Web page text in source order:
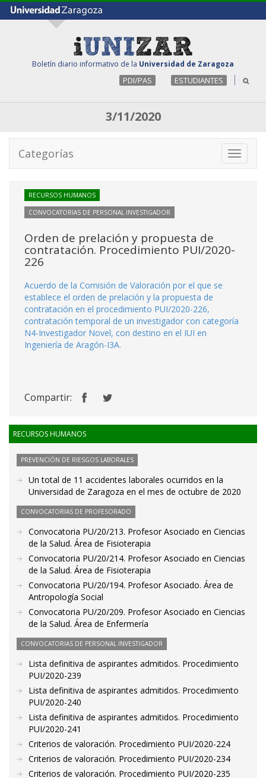
Boletín diario informativo de la Universidad de Zaragoza
PDI/PAS ESTUDIANTES
3/11/2020
Toggle
Categorías
RECURSOS HUMANOS
CONVOCATORIAS DE PERSONAL INVESTIGADOR
Orden de prelación y propuesta de
contratación. Procedimiento PUI/2020-
226
Acuerdo de la Comisión de Valoración por el que se
establece el orden de prelación y la propuesta de
contratación en el procedimiento PUI/2020-226,
contratación temporal de un investigador con categoría
N4-Investigador Novel, con destino en el IUI en
Ingeniería de Aragón-I3A.
Compartir:
RECURSOS HUMANOS
PREVENCIÓN DE RIESGOS LABORALES
Un total de 11 accidentes laborales ocurridos en la
Universidad de Zaragoza en el mes de octubre de 2020
CONVOCATORIAS DE PROFESORADO
Convocatoria PU/20/213. Profesor Asociado en Ciencias
de la Salud. Área de Fisioterapia
Convocatoria PU/20/214. Profesor Asociado en Ciencias
de la Salud. Área de Fisioterapia
Convocatoria PU/20/194. Profesor Asociado. Área de
Antropología Social
Convocatoria PU/20/209. Profesor Asociado en Ciencias
de la Salud. Área de Enfermería
CONVOCATORIAS DE PERSONAL INVESTIGADOR
Lista definitiva de aspirantes admitidos. Procedimiento
PUI/2020-239
Lista definitiva de aspirantes admitidos. Procedimiento
PUI/2020-240
Lista definitiva de aspirantes admitidos. Procedimiento
PUI/2020-241
Criterios de valoración. Procedimiento PUI/2020-224
Criterios de valoración. Procedimiento PUI/2020-234
Criterios de valoración. Procedimiento PUI/2020-235